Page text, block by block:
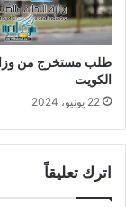
طلب مستخرج من
الكويت
22 يونيو، 2024
اترك تعليقاً